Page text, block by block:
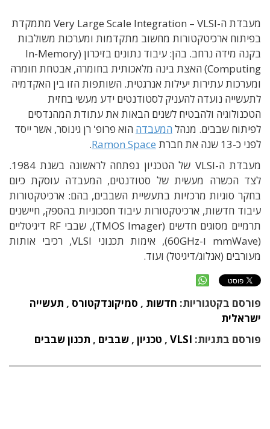
מעבדת ה-Very Large Scale Integration – VLSI
מתמקדת
בפיתוח ארכיטקטורות מחשוב מתקדמות ומערכות משולבות
בקנה מידה נרחב. בהן: עיבוד נתונים בזיכרון (In-Memory
Computing) האצת בינה מלאכותית בחומרה, אבטחת חומרה
ומערכות עתירות יעילות אנרגטית. השותפות הזו בין האקדמיה
לתעשייה נועדה להעניק לסטודנטים ידע מעשי בחזית
הטכנולוגיה ולהבטיח לשנים הבאות את עתודת המהנדסים
לפיתוח שבבים. מנהל המעבדה הוא פרופ' רן גינוסר, אשר ייסד
לפני כ-13 שנה את חברת
Ramon Space
.
מעבדת ה-VLSI של הטכניון נפתחה לראשונה בשנת 1984.
לצד הכשרה מעשית של סטודנטים, המעבדה עוסקת כיום
בחקר סוגיות מרכזיות בתעשיית השבבים, בהם: ארכיטקטורות
עיבוד חדשות, ארכיטקטורות עיבוד חסכוניות בהספק, חיישנים
תרמיים מסוגים חדשים (TMOS Imager), שבבי RF דיגיטליים
(mmWave ו-60GHz), אימות תכנוני VLSI, רכיבי אותות
מעורבים (אנלוג/דיגיטל) ועוד.
פורסם בקטגוריות: חדשות , סמיקונדקטורס , תעשייה
ישראלית
פורסם בתגיות: VLSI
, טכניון , שבבים , תכנון שבבים